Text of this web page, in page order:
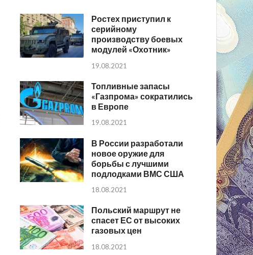
Ростех приступил к
серийному
производству боевых
модулей «Охотник»
19.08.2021
Топливные запасы
«Газпрома» сократились
в Европе
19.08.2021
В России разработали
новое оружие для
борьбы с лучшими
подлодками ВМС США
18.08.2021
Польский маршрут не
спасет ЕС от высоких
газовых цен
18.08.2021